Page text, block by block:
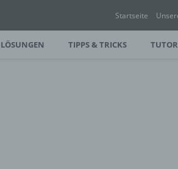
Startseite
LÖSUNGEN TIPPS & TRICKS